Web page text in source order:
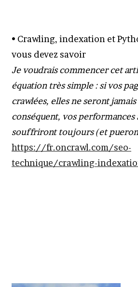
• Crawling, indexation et
vous devez savoir
Je voudrais commencer cet
équation très simple : si vos
crawlées, elles ne seront
conséquent, vos performances
souffriront toujours (et
https://fr.oncrawl.com/seo-
technique/crawling-